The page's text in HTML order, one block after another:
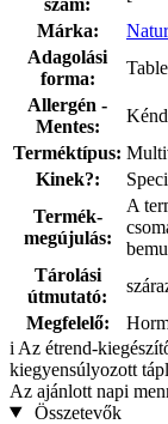
Márka:
Adagolási
forma:
Allergén -
Mentes:
Terméktípus:
Kinek?:
Termék-
megújulás:
A
Tárolási
útmutató:
Megfelelő:
i Az étrend-
kiegyensúlyozott
Az ajánlott napi
Összetevők